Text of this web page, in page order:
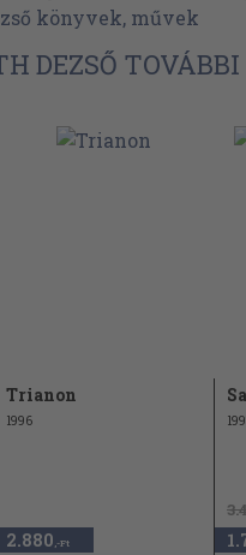
könyvek, művek
DEZSŐ
Trianon
1996
2.880 ,-Ft